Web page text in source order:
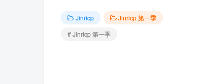
Jinricp
Jinricp 第一季
# Jinricp 第一季